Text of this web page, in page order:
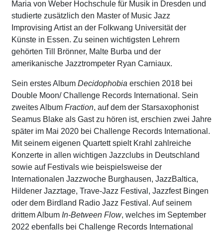
Maria von Weber Hochschule für Musik in Dresden und
studierte zusätzlich den Master of Music Jazz
Improvising Artist an der Folkwang Universität der
Künste in Essen. Zu seinen wichtigsten Lehrern
gehörten Till Brönner, Malte Burba und der
amerikanische Jazztrompeter Ryan Carniaux.
Sein erstes Album Decidophobia erschien 2018 bei
Double Moon/ Challenge Records International. Sein
zweites Album Fraction, auf dem der Starsaxophonist
Seamus Blake als Gast zu hören ist, erschien zwei Jahre
später im Mai 2020 bei Challenge Records International.
Mit seinem eigenen Quartett spielt Krahl zahlreiche
Konzerte in allen wichtigen Jazzclubs in Deutschland
sowie auf Festivals wie beispielsweise der
Internationalen Jazzwoche Burghausen, JazzBaltica,
Hildener Jazztage, Trave-Jazz Festival, Jazzfest Bingen
oder dem Birdland Radio Jazz Festival. Auf seinem
drittem Album In-Between Flow, welches im September
2022 ebenfalls bei Challenge Records International